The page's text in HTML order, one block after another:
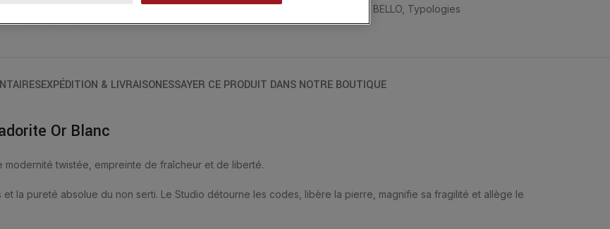
MORGANNE BELLO, Typologies
EXPÉDITION & LIVRAISONESSAYER CE PRODUIT DANS NOTRE BOUTIQUE
Or Blanc
modernité twistée, empreinte de fraîcheur et de liberté.
la pureté absolue du non serti. Le Studio détourne les codes, libère la pierre, magnifie sa fragilité et allège le